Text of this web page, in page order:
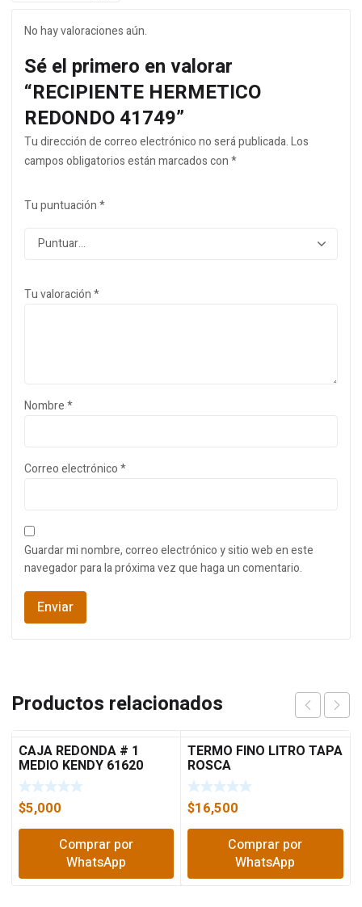
No hay valoraciones aún.
Sé el primero en valorar
“RECIPIENTE HERMETICO
REDONDO 41749”
Tu dirección de correo electrónico no será publicada.Los
campos obligatorios están marcados con*
Tu puntuación*
Tu valoración*
Nombre*
Correo electrónico*
Guardar mi nombre, correo electrónico y sitio web en este
navegador para la próxima vez que haga un comentario.
Productos relacionados
CAJA REDONDA # 1
MEDIO KENDY 61620
$5,000
Comprar por
WhatsApp
TERMO FINO LITRO TAPA
ROSCA
$16,500
Comprar por
WhatsApp